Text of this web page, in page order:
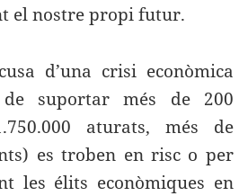
el nostre propi futur.
d’una crisi econòmica
suportar més de 200
aturats, més de
es troben en risc o per
les élits econòmiques en